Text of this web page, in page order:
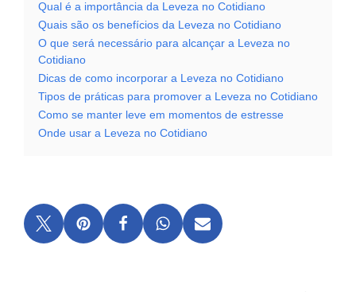
Qual é a importância da Leveza no Cotidiano
Quais são os benefícios da Leveza no Cotidiano
O que será necessário para alcançar a Leveza no
Cotidiano
Dicas de como incorporar a Leveza no Cotidiano
Tipos de práticas para promover a Leveza no Cotidiano
Como se manter leve em momentos de estresse
Onde usar a Leveza no Cotidiano